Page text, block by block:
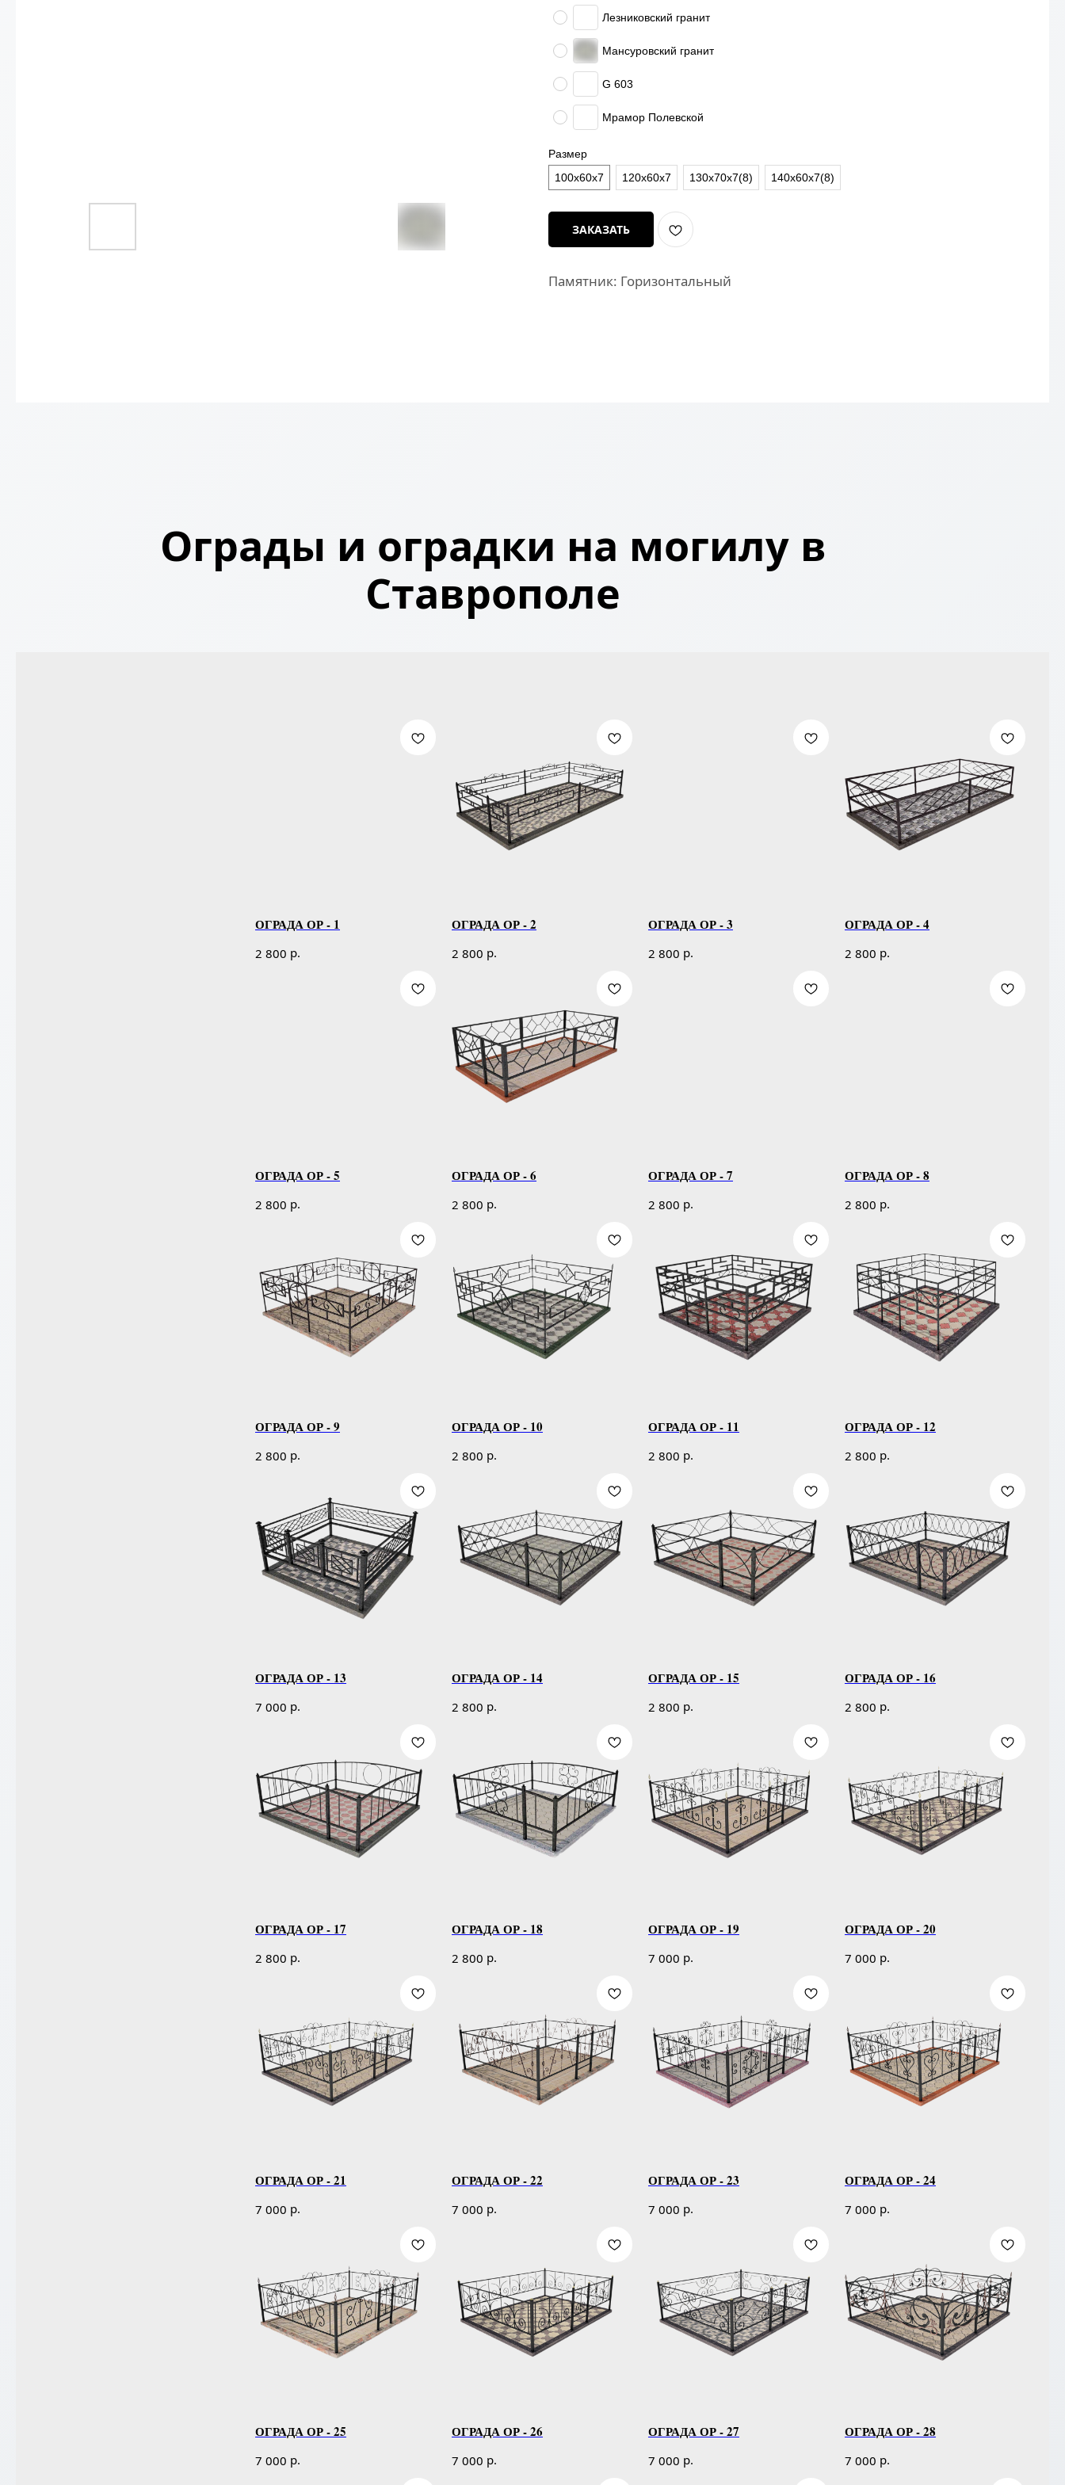
Лезниковский гранит
Мансуровский гранит
G 603
Мрамор Полевской
Размер
100х60х7
120х60х7 130х70х7(8) 140х60х7(8)
ЗАКАЗАТЬ
Памятник: Горизонтальный
Ограды и оградки на могилу в
Ставрополе
ОГРАДА ОР - 1
2 800 р.
ОГРАДА ОР - 2
2 800 р.
ОГРАДА ОР - 3
2 800 р.
ОГРАДА ОР - 4
2 800 р.
ОГРАДА ОР - 5
2 800 р.
ОГРАДА ОР - 6
2 800 р.
ОГРАДА ОР - 7
2 800 р.
ОГРАДА ОР - 8
2 800 р.
ОГРАДА ОР - 9
2 800 р.
ОГРАДА ОР - 10
2 800 р.
ОГРАДА ОР - 11
2 800 р.
ОГРАДА ОР - 12
2 800 р.
ОГРАДА ОР - 13
7 000 р.
ОГРАДА ОР - 14
2 800 р.
ОГРАДА ОР - 15
2 800 р.
ОГРАДА ОР - 16
2 800 р.
ОГРАДА ОР - 17
2 800 р.
ОГРАДА ОР - 18
2 800 р.
ОГРАДА ОР - 19
7 000 р.
ОГРАДА ОР - 20
7 000 р.
ОГРАДА ОР - 21
7 000 р.
ОГРАДА ОР - 22
7 000 р.
ОГРАДА ОР - 23
7 000 р.
ОГРАДА ОР - 24
7 000 р.
ОГРАДА ОР - 25
7 000 р.
ОГРАДА ОР - 26
7 000 р.
ОГРАДА ОР - 27
7 000 р.
ОГРАДА ОР - 28
7 000 р.